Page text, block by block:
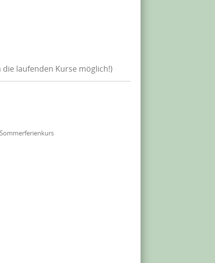
die laufenden Kurse möglich!)